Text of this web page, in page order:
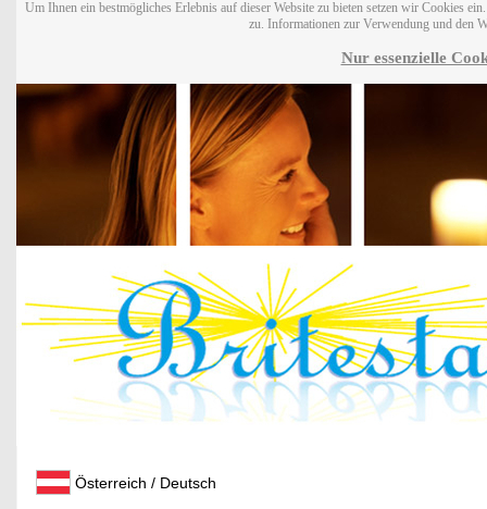
Um Ihnen ein bestmögliches Erlebnis auf dieser Website zu bieten setzen wir Cookies
zu. Informationen zur Verwendung und den
Nur essenzielle
Österreich / Deutsch